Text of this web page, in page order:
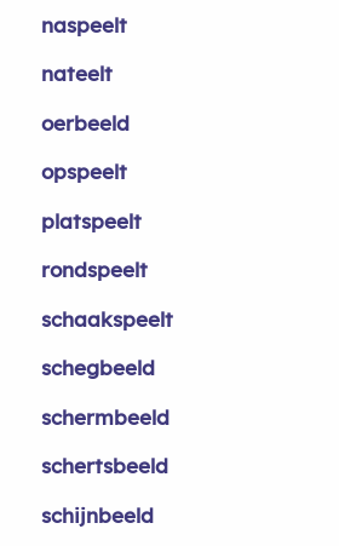
naspeelt
nateelt
oerbeeld
opspeelt
platspeelt
rondspeelt
schaakspeelt
schegbeeld
schermbeeld
schertsbeeld
schijnbeeld